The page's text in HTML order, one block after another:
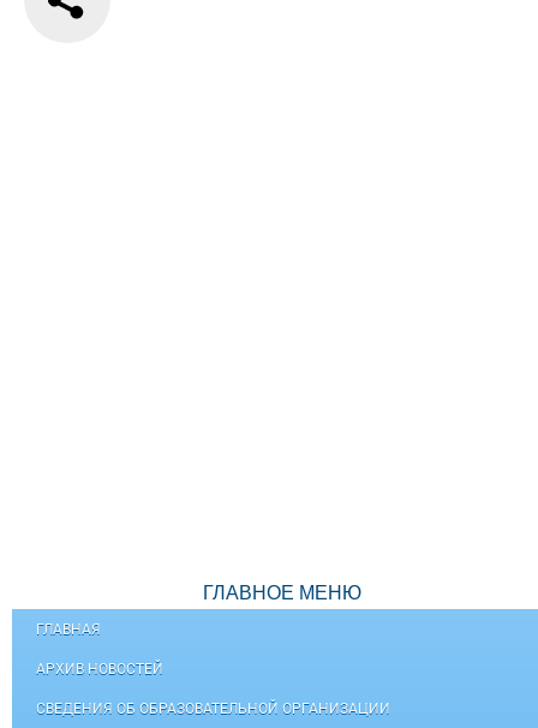
ГЛАВНОЕ МЕНЮ
ГЛАВНАЯ
АРХИВ НОВОСТЕЙ
СВЕДЕНИЯ ОБ ОБРАЗОВАТЕЛЬНОЙ ОРГАНИЗАЦИИ